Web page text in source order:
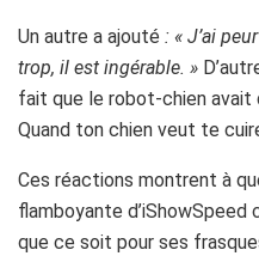
Un autre a ajouté : « J’ai
trop, il est ingérable. »
fait que le robot-chien avait
Quand ton chien veut te
Ces réactions montrent à
flamboyante d’iShowSpeed
que ce soit pour ses